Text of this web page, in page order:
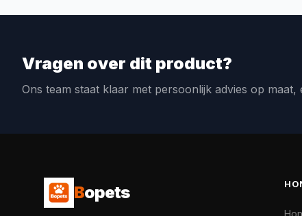
Vragen over dit product?
Ons team staat klaar met persoonlijk advies op maat,
Bopets